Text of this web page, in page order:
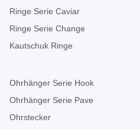
Ringe Serie Caviar
Ringe Serie Change
Kautschuk Ringe
Ohrhänger Serie Hook
Ohrhänger Serie Pave
Ohrstecker